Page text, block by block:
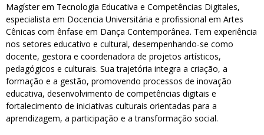
Magíster em Tecnologia Educativa e Competências Digitales,
especialista em Docencia Universitária e profissional em Artes
Cênicas com ênfase em Dança Contemporânea. Tem experiência
nos setores educativo e cultural, desempenhando-se como
docente, gestora e coordenadora de projetos artísticos,
pedagógicos e culturais. Sua trajetória integra a criação, a
formação e a gestão, promovendo processos de inovação
educativa, desenvolvimento de competências digitais e
fortalecimento de iniciativas culturais orientadas para a
aprendizagem, a participação e a transformação social.